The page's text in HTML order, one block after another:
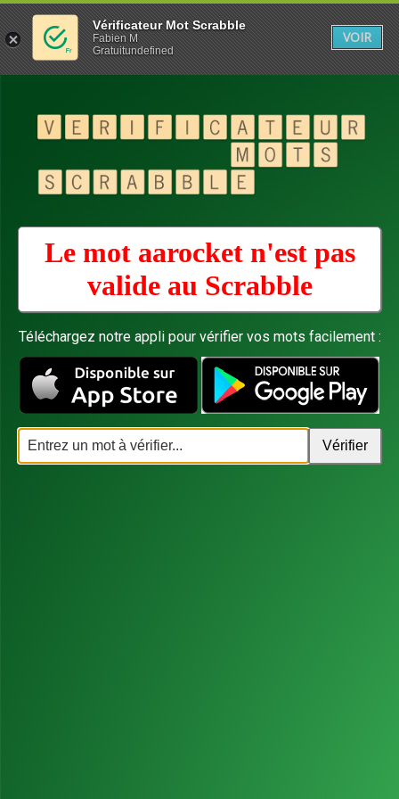
Le mot aarocket n'est pas
valide au Scrabble
Téléchargez notre appli pour vérifier vos mots facilement :
Vérificateur Mot Scrabble
Fabien M
Gratuitundefined
VOIR